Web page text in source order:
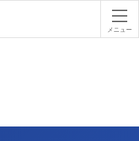
パーク２
メニュー